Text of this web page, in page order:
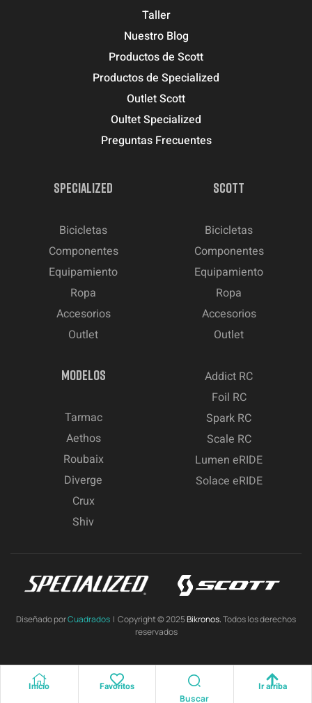
Inicio Favoritos
Buscar
Ir arriba
Taller
Nuestro Blog
Productos de Scott
Productos de Specialized
Outlet Scott
Oultet Specialized
Preguntas Frecuentes
SPECIALIZED
Bicicletas
Componentes
Equipamiento
Ropa
Accesorios
Outlet
SCOTT
Bicicletas
Componentes
Equipamiento
Ropa
Accesorios
Outlet
MODELOS
Tarmac
Aethos
Roubaix
Diverge
Crux
Shiv
Addict RC
Foil RC
Spark RC
Scale RC
Lumen eRIDE
Solace eRIDE
Diseñado porCuadrados | Copyright © 2025Bikronos.Todos los derechos
reservados